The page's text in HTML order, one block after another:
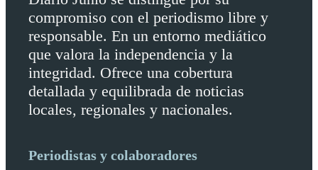
compromiso con el periodismo libre y
responsable. En un entorno mediático
que valora la independencia y la
integridad. Ofrece una cobertura
detallada y equilibrada de noticias
locales, regionales y nacionales.
Periodistas y colaboradores